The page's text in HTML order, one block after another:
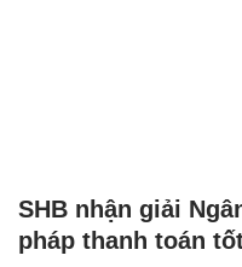
SHB nhận giải
pháp thanh toán